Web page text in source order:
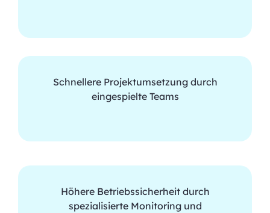
Schnellere Projektumsetzung durch
eingespielte Teams
Höhere Betriebssicherheit durch
spezialisierte Monitoring und